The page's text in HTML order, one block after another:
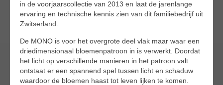
in de voorjaarscollectie van 2013 en laat de jarenlange
ervaring en technische kennis zien van dit familiebedrijf uit
Zwitserland.
De MONO is voor het overgrote deel vlak maar waar een
driedimensionaal bloemenpatroon in is verwerkt. Doordat
het licht op verschillende manieren in het patroon valt
ontstaat er een spannend spel tussen licht en schaduw
waardoor de bloemen haast tot leven lijken te komen.